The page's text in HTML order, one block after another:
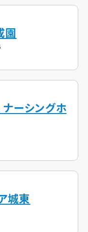
園
ーシングホ
城東